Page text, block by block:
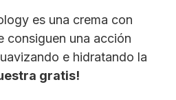
es una crema con
consiguen una acción
e hidratando la
gratis!